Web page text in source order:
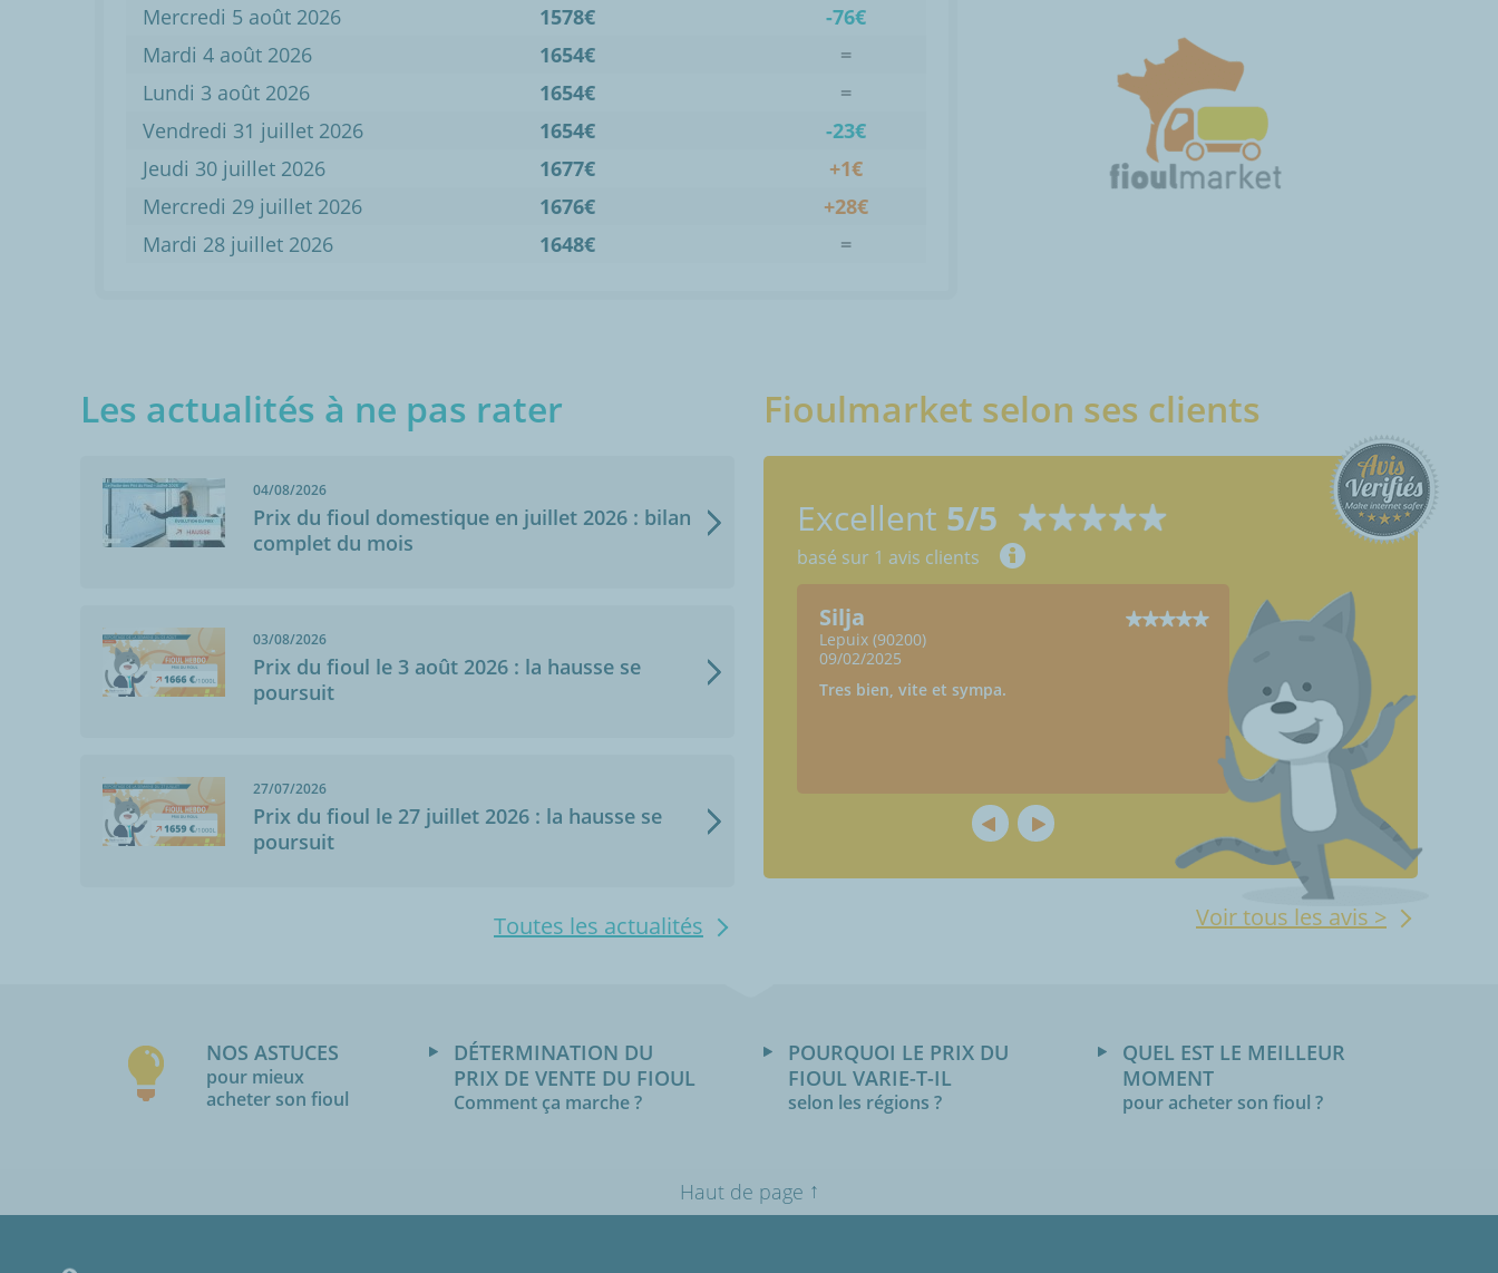
Mercredi 5 août 2026
1578€
-76€
Mardi 4 août 2026
1654€
=
Lundi 3 août 2026
1654€
=
Vendredi 31 juillet 2026
1654€
-23€
Jeudi 30 juillet 2026
1677€
+1€
Mercredi 29 juillet 2026
1676€
+28€
Mardi 28 juillet 2026
1648€ =
Les actualités à ne pas rater
04/08/2026
Prix du fioul domestique en juillet 2026 : bilan
complet du mois
03/08/2026
Prix du fioul le 3 août 2026 : la hausse se
poursuit
27/07/2026
Prix du fioul le 27 juillet 2026 : la hausse se
poursuit
Toutes les actualités
Fioulmarket selon ses clients
Excellent 5/5
basé sur 1 avis clients
Voir tous les avis >
Silja
Lepuix (90200)
09/02/2025
Tres bien, vite et sympa.
NOS ASTUCES
pour mieux
acheter son fioul
DÉTERMINATION DU
PRIX DE VENTE DU FIOUL
Comment ça marche ?
POURQUOI LE PRIX DU
FIOUL VARIE-T-IL
selon les régions ?
QUEL EST LE MEILLEUR
MOMENT
pour acheter son fioul ?
Haut de page ↑